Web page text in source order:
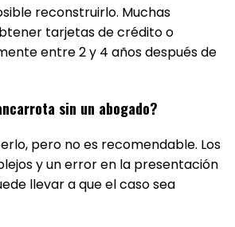
reconstruirlo. Muchas
tarjetas de crédito o
entre 2 y 4 años después de
sin un abogado?
pero no es recomendable. Los
y un error en la presentación
llevar a que el caso sea